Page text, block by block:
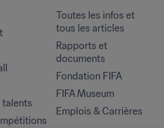
talents
Toutes les infos et
tous les articles
Rapports et
documents
Fondation FIFA
FIFA Museum
Emplois & Carrières